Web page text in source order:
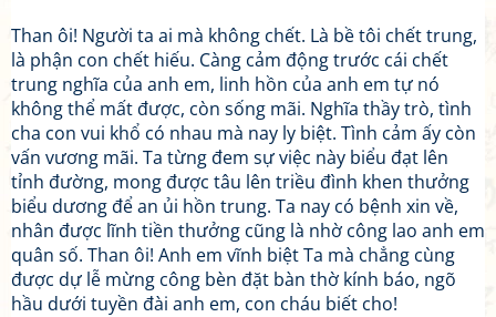
Than ôi! Người ta ai mà không chết. Là bề tôi chết trung,
là phận con chết hiếu. Càng cảm động trước cái chết
trung nghĩa của anh em, linh hồn của anh em tự nó
không thể mất được, còn sống mãi. Nghĩa thầy trò, tình
cha con vui khổ có nhau mà nay ly biệt. Tình cảm ấy còn
vấn vương mãi. Ta từng đem sự việc này biểu đạt lên
tỉnh đường, mong được tâu lên triều đình khen thưởng
biểu dương để an ủi hồn trung. Ta nay có bệnh xin về,
nhân được lĩnh tiền thưởng cũng là nhờ công lao anh em
quân số. Than ôi! Anh em vĩnh biệt Ta mà chẳng cùng
được dự lễ mừng công bèn đặt bàn thờ kính báo, ngõ
hầu dưới tuyền đài anh em, con cháu biết cho!